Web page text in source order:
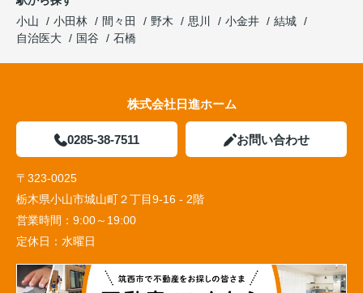
小山
小田林 間々田 野木 思川 小金井
結城
自治医大
国谷 石橋
株式会社日進ホーム
0285-38-7511 お問い合わせ
〒323-0025
栃木県小山市城山町２丁目9-16 - 2階
営業時間： 9:00～19:00
定休日： 水曜日